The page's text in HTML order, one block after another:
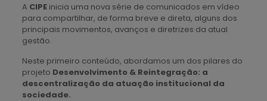
A CIPEinicia uma nova série de comunicados em vídeo
para compartilhar, de forma breve e direta, alguns dos
principais movimentos, avanços e diretrizes da atual
gestão.
Neste primeiro conteúdo, abordamos um dos pilares do
projeto Desenvolvimento & Reintegração: a
descentralização da atuação institucional da
sociedade.